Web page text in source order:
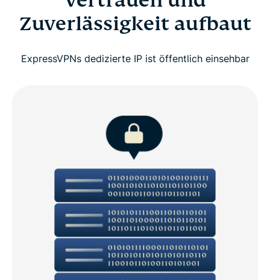
Zuverlässigkeit aufbaut
ExpressVPNs dedizierte IP ist öffentlich einsehbar